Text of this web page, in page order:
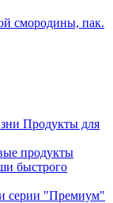
смородины, пак.
Продукты для
продукты
быстрого
серии "Премиум"